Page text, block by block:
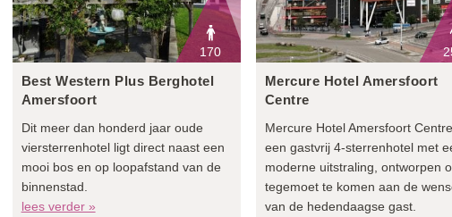
170
Best Western Plus Berghotel
Amersfoort
Dit meer dan honderd jaar oude
viersterrenhotel ligt direct naast een
mooi bos en op loopafstand van de
binnenstad.
lees verder »
Mercure Hotel Amersfoort
Centre
Mercure Hotel Amersfoort Centre,
een gastvrij 4-sterrenhotel met
moderne uitstraling, ontworpen
tegemoet te komen aan de
van de hedendaagse gast.